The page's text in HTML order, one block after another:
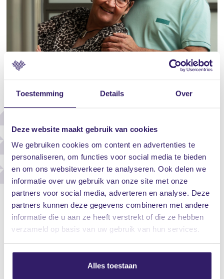
Toestemming Details Over
Deze website maakt gebruik van cookies
We gebruiken cookies om content en advertenties te
personaliseren, om functies voor social media te bieden
en om ons websiteverkeer te analyseren. Ook delen we
informatie over uw gebruik van onze site met onze
partners voor social media, adverteren en analyse. Deze
partners kunnen deze gegevens combineren met andere
informatie die u aan ze heeft verstrekt of die ze hebben
verzameld op basis van uw gebruik van hun services.
Alles toestaan